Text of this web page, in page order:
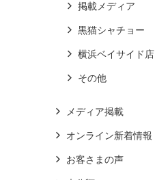
掲載メディア
黒猫シャチョー
横浜ベイサイド店
その他
メディア掲載
オンライン新着情報
お客さまの声